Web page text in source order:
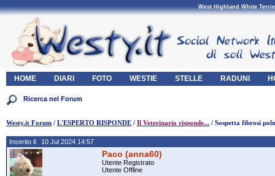
West Highland White
HOME DIARI FOTO WESTIE STELLE RADUNI
Westy.it Forum / L'ESPERTO RISPONDE / Il Veterinario risponde... / Sospetta fibrosi
Inserito il: 10 Jul 2024 14:57
Paco (anna60)
Utente Registrato
Utente Offline